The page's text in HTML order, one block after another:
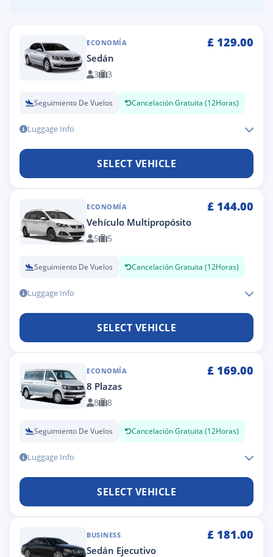
ECONOMÍA £ 129.00
Sedán
3 3
Seguimiento De Vuelos Cancelación Gratuita (12Horas)
Luggage Info
SELECT VEHICLE
ECONOMÍA £ 144.00
Vehículo Multipropósito
5 5
Seguimiento De Vuelos Cancelación Gratuita (12Horas)
Luggage Info
SELECT VEHICLE
ECONOMÍA £ 169.00
8 Plazas
8 8
Seguimiento De Vuelos Cancelación Gratuita (12Horas)
Luggage Info
SELECT VEHICLE
BUSINESS £ 181.00
Sedán Ejecutivo